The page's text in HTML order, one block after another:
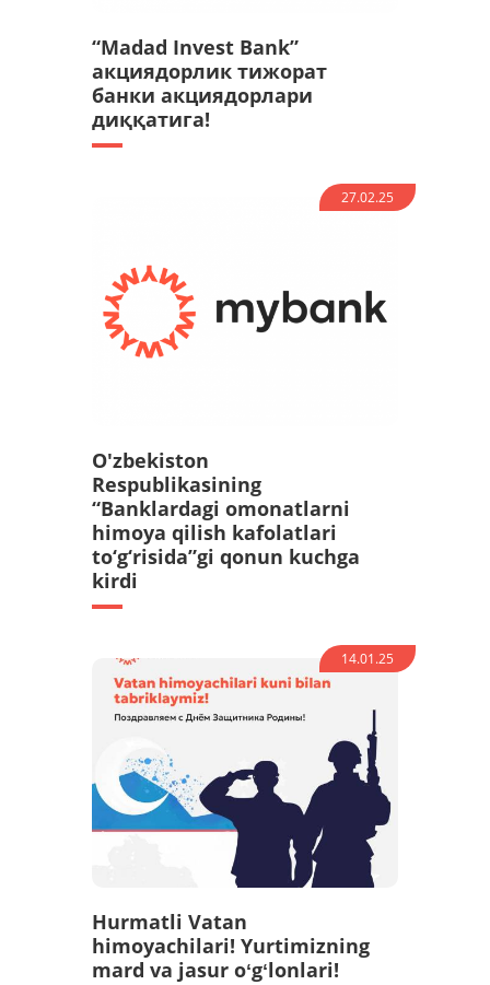
“Madad Invest Bank”
акциядорлик тижорат
банки акциядорлари
диққатига!
27.02.25
O'zbekiston
Respublikasining
“Banklardagi omonatlarni
himoya qilish kafolatlari
to‘g‘risida”gi qonun kuchga
kirdi
14.01.25
Hurmatli Vatan
himoyachilari! Yurtimizning
mard va jasur oʻgʻlonlari!